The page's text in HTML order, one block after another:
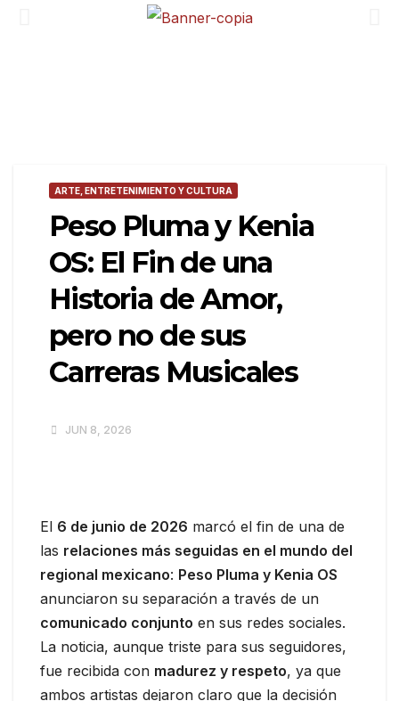
ARTE, ENTRETENIMIENTO Y CULTURA
Peso Pluma y Kenia
OS: El Fin de una
Historia de Amor,
pero no de sus
Carreras Musicales
JUN 8, 2026
El 6 de junio de 2026 marcó el fin de una de
las relaciones más seguidas en el mundo del
regional mexicano: Peso Pluma y Kenia OS
anunciaron su separación a través de un
comunicado conjunto en sus redes sociales.
La noticia, aunque triste para sus seguidores,
fue recibida con madurez y respeto, ya que
ambos artistas dejaron claro que la decisión